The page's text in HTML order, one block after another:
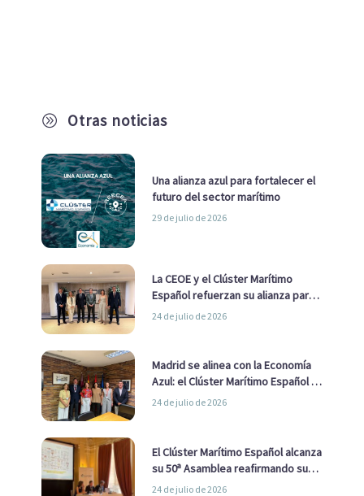
A Otras noticias
Una alianza azul para fortalecer el
futuro del sector marítimo
29 de julio de 2026
La CEOE y el Clúster Marítimo
Español refuerzan su alianza para
impulsar una estrategia Nacional
24 de julio de 2026
Madrid se alinea con la Economía
Azul: el Clúster Marítimo Español y
la Real Liga Naval avanzan alianzas
24 de julio de 2026
El Clúster Marítimo Español alcanza
su 50ª Asamblea reafirmando su
liderazgo en la Economía Azul
24 de julio de 2026